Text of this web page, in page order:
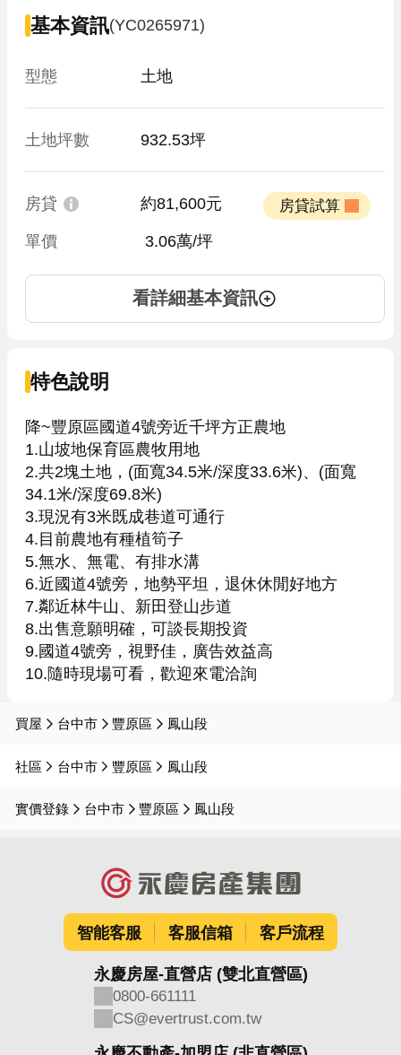
基本資訊(YC0265971)
型態 土地
土地坪數 932.53坪
房貸 約81,600元
單價 3.06萬/坪
看詳細基本資訊
特色說明
降~豐原區國道4號旁近千坪方正農地
1.山坡地保育區農牧用地
2.共2塊土地，(面寬34.5米/深度33.6米)、(面寬
34.1米/深度69.8米)
3.現況有3米既成巷道可通行
4.目前農地有種植筍子
5.無水、無電、有排水溝
6.近國道4號旁，地勢平坦，退休休閒好地方
7.鄰近林牛山、新田登山步道
8.出售意願明確，可談長期投資
9.國道4號旁，視野佳，廣告效益高
買屋 台中市 豐原區 鳳山段
社區 台中市 豐原區 鳳山段
實價登錄 台中市 豐原區 鳳山段
智能客服 客服信箱 客戶流程
永慶房屋-直營店 (雙北直營區)
0800-661111
CS@evertrust.com.tw